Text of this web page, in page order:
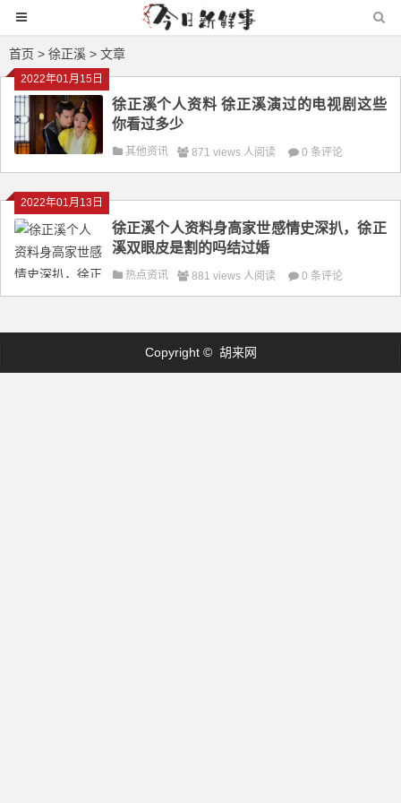
首页 > 徐正溪 > 文章
2022年01月15日
徐正溪个人资料 徐正溪演过的电视剧这些
你看过多少
其他资讯 871 views 人阅读 0 条评论
2022年01月13日
徐正溪个人资料身高家世感情史深扒，徐正
溪双眼皮是割的吗结过婚
热点资讯 881 views 人阅读 0 条评论
Copyright © 胡来网